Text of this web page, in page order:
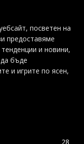
посветен на
предоставяме
и новини,
бъде
и игрите по ясен,
28